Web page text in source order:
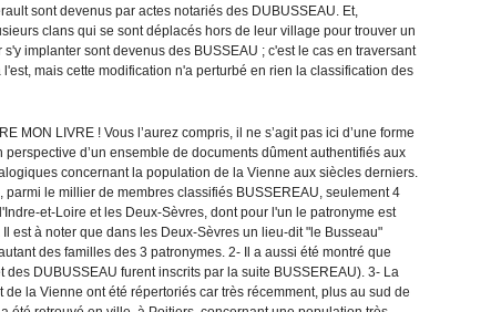
sont devenus par actes notariés des DUBUSSEAU. Et,
clans qui se sont déplacés hors de leur village pour trouver un
implanter sont devenus des BUSSEAU ; c'est le cas en traversant
mais cette modification n'a perturbé en rien la classification des
MON LIVRE ! Vous l’aurez compris, il ne s’agit pas ici d’une forme
d’un ensemble de documents dûment authentifiés aux
concernant la population de la Vienne aux siècles derniers.
parmi le millier de membres classifiés BUSSEREAU, seulement 4
et-Loire et les Deux-Sèvres, dont pour l'un le patronyme est
est à noter que dans les Deux-Sèvres un lieu-dit "le Busseau"
des familles des 3 patronymes. 2- Il a aussi été montré que
DUBUSSEAU furent inscrits par la suite BUSSEREAU). 3- La
la Vienne ont été répertoriés car très récemment, plus au sud de